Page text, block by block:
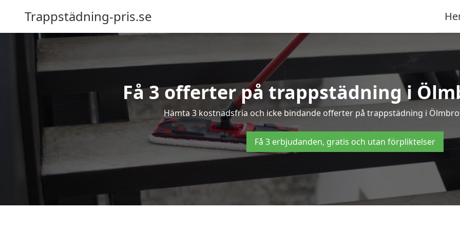
Trappstädning-pris.se
Få 3 offerter på trappstädning i
Hämta 3 kostnadsfria och icke bindande offerter på trappstädning i
Få 3 erbjudanden, gratis och utan förpliktelser